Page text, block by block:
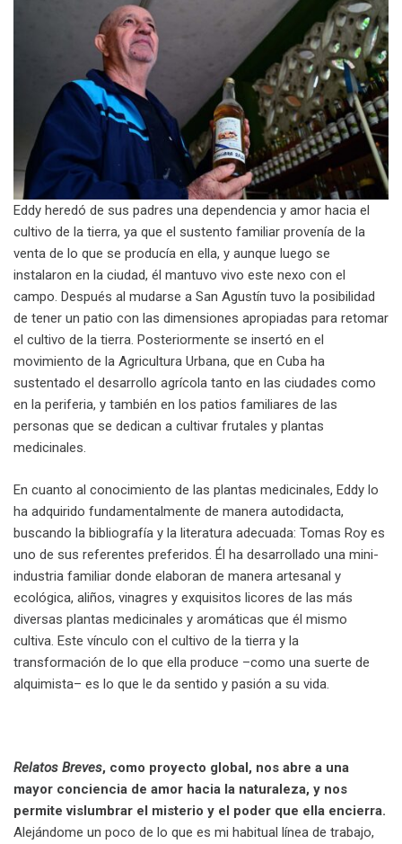
Eddy heredó de sus padres una dependencia y amor hacia el
cultivo de la tierra, ya que el sustento familiar provenía de la
venta de lo que se producía en ella, y aunque luego se
instalaron en la ciudad, él mantuvo vivo este nexo con el
campo. Después al mudarse a San Agustín tuvo la posibilidad
de tener un patio con las dimensiones apropiadas para retomar
el cultivo de la tierra. Posteriormente se insertó en el
movimiento de la Agricultura Urbana, que en Cuba ha
sustentado el desarrollo agrícola tanto en las ciudades como
en la periferia, y también en los patios familiares de las
personas que se dedican a cultivar frutales y plantas
medicinales.
En cuanto al conocimiento de las plantas medicinales, Eddy lo
ha adquirido fundamentalmente de manera autodidacta,
buscando la bibliografía y la literatura adecuada: Tomas Roy es
uno de sus referentes preferidos. Él ha desarrollado una mini-
industria familiar donde elaboran de manera artesanal y
ecológica, aliños, vinagres y exquisitos licores de las más
diversas plantas medicinales y aromáticas que él mismo
cultiva. Este vínculo con el cultivo de la tierra y la
transformación de lo que ella produce –como una suerte de
alquimista– es lo que le da sentido y pasión a su vida.
Relatos Breves, como proyecto global, nos abre a una
mayor conciencia de amor hacia la naturaleza, y nos
permite vislumbrar el misterio y el poder que ella encierra.
Alejándome un poco de lo que es mi habitual línea de trabajo,